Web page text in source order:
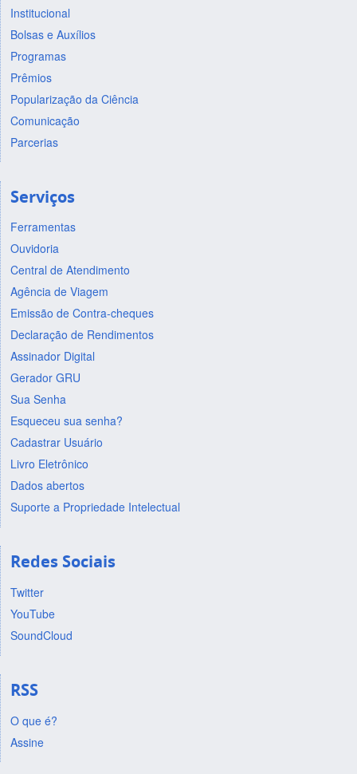
Institucional
Bolsas e Auxílios
Programas
Prêmios
Popularização da Ciência
Comunicação
Parcerias
Serviços
Ferramentas
Ouvidoria
Central de Atendimento
Agência de Viagem
Emissão de Contra-cheques
Declaração de Rendimentos
Assinador Digital
Gerador GRU
Sua Senha
Esqueceu sua senha?
Cadastrar Usuário
Livro Eletrônico
Dados abertos
Suporte a Propriedade Intelectual
Redes Sociais
Twitter
YouTube
SoundCloud
RSS
O que é?
Assine